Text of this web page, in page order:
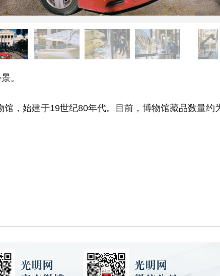
。
始建于19世纪80年代。目前，博物馆藏品数量约